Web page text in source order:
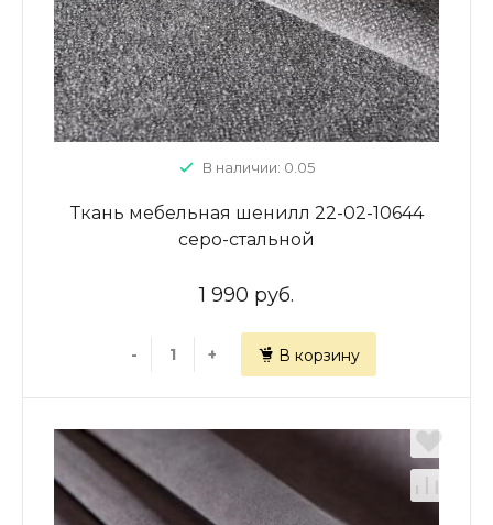
В наличии: 0.05
Ткань мебельная шенилл 22-02-10644
серо-стальной
1 990 руб.
- + В корзину